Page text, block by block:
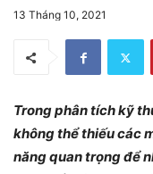
13 Tháng 10, 2021
Trong phân tích kỹ
không thể thiếu các
năng quan trọng để